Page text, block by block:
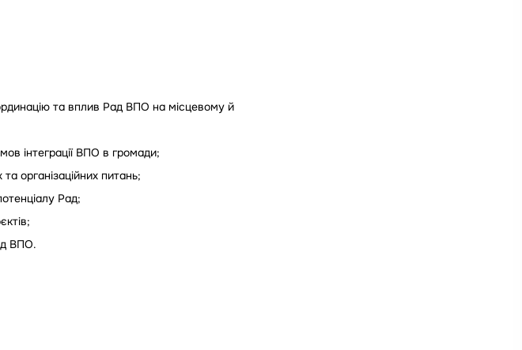
та вплив Рад ВПО на місцевому й
інтеграції ВПО в громади;
організаційних питань;
Рад;
ВПО.